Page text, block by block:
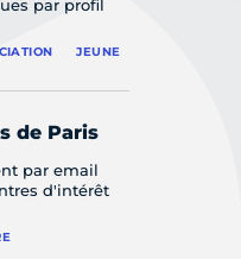
par profil
JEUNE
de Paris
par email
d'intérêt